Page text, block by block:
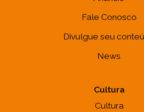
Fale Conosco
Divulgue seu
News
Cultura
Cultura